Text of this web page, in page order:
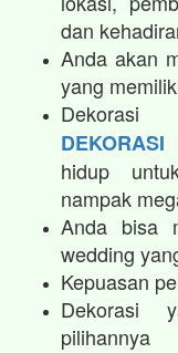
dan
Anda akan
yang
DEKORASI
hidup
nampak
Anda bisa
wedding
Kepuasan
Dekorasi
pilihannya